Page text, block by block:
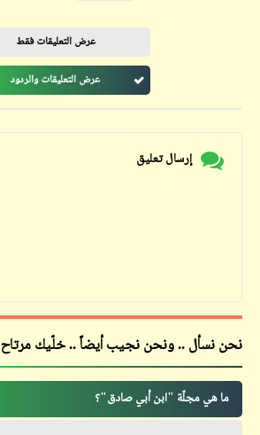
عرض التعليقات فقط
عرض التعليقات والردود
إرسال تعليق
نحن نسأل .. ونحن نجيب أيضاً .. خلّيك مرتاح
ما هي مجلّة "ابن أبي صادق"؟